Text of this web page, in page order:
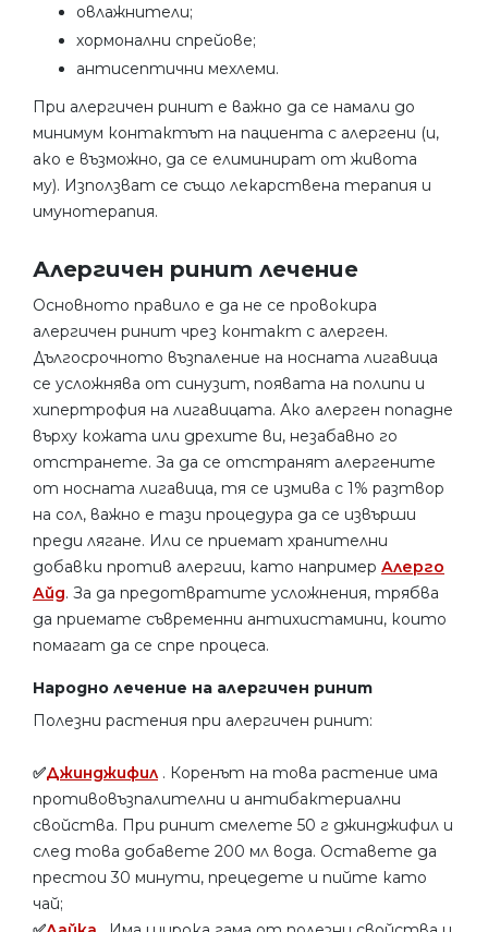
овлажнители;
хормонални спрейове;
антисептични мехлеми.
При алергичен ринит е важно да се намали до
минимум контактът на пациента с алергени (и,
ако е възможно, да се елиминират от живота
му). Използват се също лекарствена терапия и
имунотерапия.
Алергичен ринит лечение
Основното правило е да не се провокира
алергичен ринит чрез контакт с алерген.
Дългосрочното възпаление на носната лигавица
се усложнява от синузит, появата на полипи и
хипертрофия на лигавицата. Ако алерген попадне
върху кожата или дрехите ви, незабавно го
отстранете. За да се отстранят алергените
от носната лигавица, тя се измива с 1% разтвор
на сол, важно е тази процедура да се извърши
преди лягане. Или се приемат хранителни
добавки против алергии, като например Алерго
Айд. За да предотвратите усложнения, трябва
да приемате съвременни антихистамини, които
помагат да се спре процеса.
Народно лечение на алергичен ринит
Полезни растения при алергичен ринит:
✅Джинджифил . Коренът на това растение има
противовъзпалителни и антибактериални
свойства. При ринит смелете 50 г джинджифил и
след това добавете 200 мл вода. Оставете да
престои 30 минути, прецедете и пийте като
чай;